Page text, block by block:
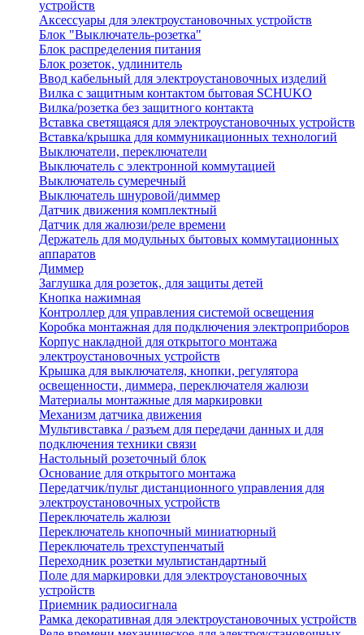
устройств
Аксессуары для электроустановочных устройств
Блок "Выключатель-розетка"
Блок распределения питания
Блок розеток, удлинитель
Ввод кабельный для электроустановочных изделий
Вилка с защитным контактом бытовая SCHUKO
Вилка/розетка без защитного контакта
Вставка светящаяся для электроустановочных устройств
Вставка/крышка для коммуникационных технологий
Выключатели, переключатели
Выключатель с электронной коммутацией
Выключатель сумеречный
Выключатель шнуровой/диммер
Датчик движения комплектный
Датчик для жалюзи/реле времени
Держатель для модульных бытовых коммутационных
аппаратов
Диммер
Заглушка для розеток, для защиты детей
Кнопка нажимная
Контроллер для управления системой освещения
Коробка монтажная для подключения электроприборов
Корпус накладной для открытого монтажа
электроустановочных устройств
Крышка для выключателя, кнопки, регулятора
освещенности, диммера, переключателя жалюзи
Материалы монтажные для маркировки
Механизм датчика движения
Мультивставка / разъем для передачи данных и для
подключения техники связи
Настольный розеточный блок
Основание для открытого монтажа
Передатчик/пульт дистанционного управления для
электроустановочных устройств
Переключатель жалюзи
Переключатель кнопочный миниатюрный
Переключатель трехступенчатый
Переходник розетки мультистандартный
Поле для маркировки для электроустановочных
устройств
Приемник радиосигнала
Рамка декоративная для электроустановочных устройств